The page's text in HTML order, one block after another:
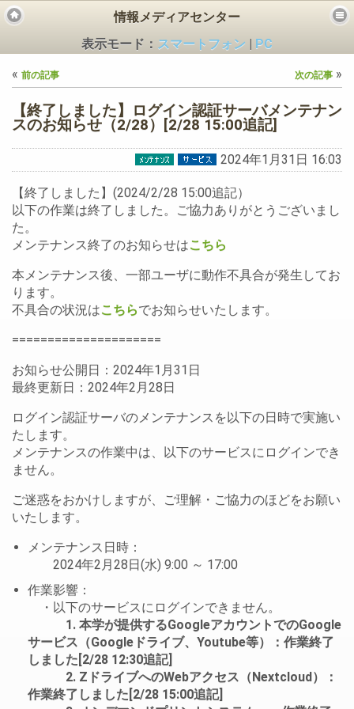
情報メディアセンター
表示モード： スマートフォン
PC
« 前の記事 次の記事 »
【終了しました】ログイン認証サーバメンテナン
スのお知らせ（2/28）[2/28 15:00追記]
2024年1月31日 16:03
【終了しました】(2024/2/28 15:00追記）
以下の作業は終了しました。ご協力ありがとうございまし
た。
メンテナンス終了のお知らせはこちら
本メンテナンス後、一部ユーザに動作不具合が発生してお
ります。
不具合の状況はこちらでお知らせいたします。
=====================
お知らせ公開日：2024年1月31日
最終更新日：2024年2月28日
ログイン認証サーバのメンテナンスを以下の日時で実施い
たします。
メンテナンスの作業中は、以下のサービスにログインでき
ません。
ご迷惑をおかけしますが、ご理解・ご協力のほどをお願い
いたします。
メンテナンス日時：
2024年2月28日(水) 9:00 ～ 17:00
作業影響：
・以下のサービスにログインできません。
1. 本学が提供するGoogleアカウントでのGoogle
サービス（Googleドライブ、Youtube等）
：作業終了
しました[2/28 12:30追記]
2. ZドライブへのWebアクセス（Nextcloud）
：
作業終了しました[2/28 15:00追記]